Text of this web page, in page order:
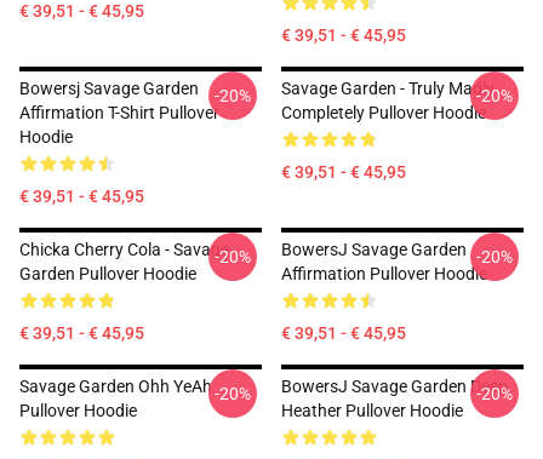
€ 39,51 - € 45,95
€ 39,51 - € 45,95
Bowersj Savage Garden
Affirmation T-Shirt Pullover
Hoodie
€ 39,51 - € 45,95
-20%
Savage Garden - Truly Madly
Completely Pullover Hoodie
€ 39,51 - € 45,95
-20%
Chicka Cherry Cola - Savage
Garden Pullover Hoodie
€ 39,51 - € 45,95
-20%
BowersJ Savage Garden
Affirmation Pullover Hoodie
€ 39,51 - € 45,95
-20%
Savage Garden Ohh YeAh
Pullover Hoodie
-20%
BowersJ Savage Garden Deep
Heather Pullover Hoodie
-20%